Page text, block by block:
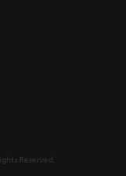
Reserved.